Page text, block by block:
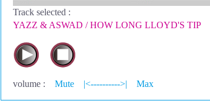
Track selected :
YAZZ & ASWAD / HOW LONG LLOYD'S TIP
volume : Mute |<---------->| Max